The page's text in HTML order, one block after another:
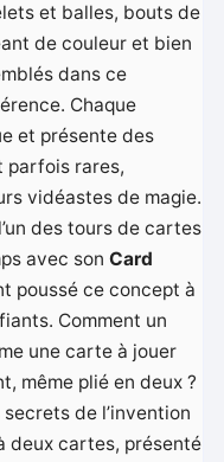
et balles, bouts de
de couleur et bien
dans ce
Chaque
et présente des
parfois rares,
vidéastes de magie.
des tours de cartes
avec sonCard
poussé ce concept à
Comment un
une carte à jouer
même plié en deux ?
de l’invention
deux cartes, présenté